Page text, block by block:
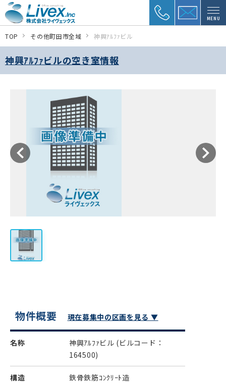
MENU
TOP その他町田市全域 神興ｱﾙﾌｧビル
神興ｱﾙﾌｧビルの空き室情報
物件概要 現在募集中の区画を見る ▼
名称 神興ｱﾙﾌｧビル (ビルコード：
164500)
構造 鉄骨鉄筋ｺﾝｸﾘｰﾄ造